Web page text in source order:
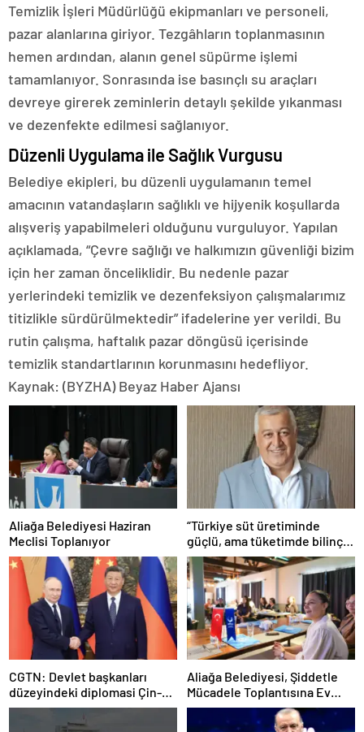
Temizlik İşleri Müdürlüğü ekipmanları ve personeli,
pazar alanlarına giriyor. Tezgâhların toplanmasının
hemen ardından, alanın genel süpürme işlemi
tamamlanıyor. Sonrasında ise basınçlı su araçları
devreye girerek zeminlerin detaylı şekilde yıkanması
ve dezenfekte edilmesi sağlanıyor.
Düzenli Uygulama ile Sağlık Vurgusu
Belediye ekipleri, bu düzenli uygulamanın temel
amacının vatandaşların sağlıklı ve hijyenik koşullarda
alışveriş yapabilmeleri olduğunu vurguluyor. Yapılan
açıklamada, “Çevre sağlığı ve halkımızın güvenliği bizim
için her zaman önceliklidir. Bu nedenle pazar
yerlerindeki temizlik ve dezenfeksiyon çalışmalarımız
titizlikle sürdürülmektedir” ifadelerine yer verildi. Bu
rutin çalışma, haftalık pazar döngüsü içerisinde
temizlik standartlarının korunmasını hedefliyor.
Kaynak: (BYZHA) Beyaz Haber Ajansı
Aliağa Belediyesi Haziran
Meclisi Toplanıyor
“Türkiye süt üretiminde
güçlü, ama tüketimde bilinç
şart”
CGTN: Devlet başkanları
düzeyindeki diplomasi Çin-
Rusya arasındaki büyüyen
ortaklığı güçlendiriyor
Aliağa Belediyesi, Şiddetle
Mücadele Toplantısına Ev
Sahipliği Yaptı